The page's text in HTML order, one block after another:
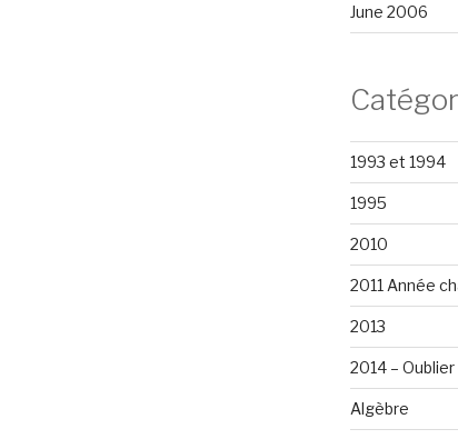
June 2006
1993 et 1994
1995
2010
2011 Année
2013
2014 –
Algèbre